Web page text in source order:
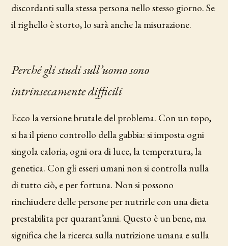
discordanti sulla stessa persona nello stesso giorno. Se
il righello è storto, lo sarà anche la misurazione.
Perché gli studi sull’uomo sono
intrinsecamente difficili
Ecco la versione brutale del problema. Con un topo,
si ha il pieno controllo della gabbia: si imposta ogni
singola caloria, ogni ora di luce, la temperatura, la
genetica. Con gli esseri umani non si controlla nulla
di tutto ciò, e per fortuna. Non si possono
rinchiudere delle persone per nutrirle con una dieta
prestabilita per quarant’anni. Questo è un bene, ma
significa che la ricerca sulla nutrizione umana e sulla